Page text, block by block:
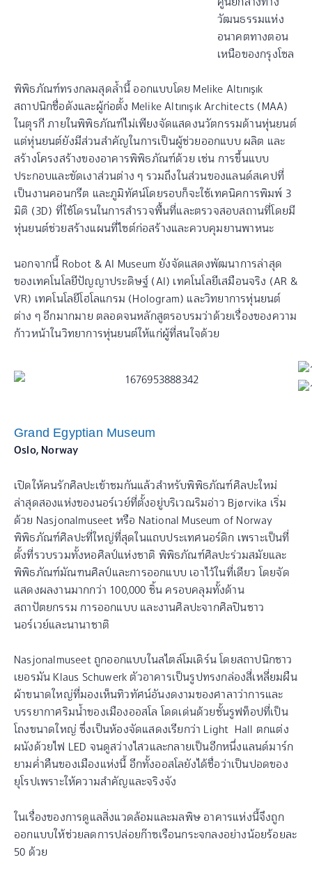
วัฒนธรรมแห่ง
อนาคตทางตอน
เหนือของกรุงโซล
พิพิธภัณฑ์ทรงกลมสุดล้ำนี้ ออกแบบโดย Melike Altınışık
สถาปนิกชื่อดังและผู้ก่อตั้ง Melike Altınışık Architects (MAA)
ในตุรกี ภายในพิพิธภัณฑ์ไม่เพียงจัดแสดงนวัตกรรมด้านหุ่นยนต์
แต่หุ่นยนต์ยังมีส่วนสำคัญในการเป็นผู้ช่วยออกแบบ ผลิต และ
สร้างโครงสร้างของอาคารพิพิธภัณฑ์ด้วย เช่น การขึ้นแบบ
ประกอบและขัดเงาส่วนต่าง ๆ รวมถึงในส่วนของแลนด์สเคปที่
เป็นงานคอนกรีต และภูมิทัศน์โดยรอบก็จะใช้เทคนิคการพิมพ์ 3
มิติ (3D) ที่ใช้โดรนในการสำรวจพื้นที่และตรวจสอบสถานที่โดยมี
หุ่นยนต์ช่วยสร้างแผนที่ไซต์ก่อสร้างและควบคุมยานพาหนะ
นอกจากนี้ Robot & AI Museum ยังจัดแสดงพัฒนาการล่าสุด
ของเทคโนโลยีปัญญาประดิษฐ์ (AI) เทคโนโลยีเสมือนจริง (AR &
VR) เทคโนโลยีโฮโลแกรม (Hologram) และวิทยาการหุ่นยนต์
ต่าง ๆ อีกมากมาย ตลอดจนหลักสูตรอบรมว่าด้วยเรื่องของความ
ก้าวหน้าในวิทยาการหุ่นยนต์ให้แก่ผู้ที่สนใจด้วย
Grand Egyptian Museum
Oslo, Norway
เปิดให้คนรักศิลปะเข้าชมกันแล้วสำหรับพิพิธภัณฑ์ศิลปะใหม่
ล่าสุดสองแห่งของนอร์เวย์ที่ตั้งอยู่บริเวณริมอ่าว Bjørvika เริ่ม
ด้วย Nasjonalmuseet หรือ National Museum of Norway
พิพิธภัณฑ์ศิลปะที่ใหญ่ที่สุดในแถบประเทศนอร์ดิก เพราะเป็นที่
ตั้งที่รวบรวมทั้งหอศิลป์แห่งชาติ พิพิธภัณฑ์ศิลปะร่วมสมัยและ
พิพิธภัณฑ์มัณฑนศิลป์และการออกแบบ เอาไว้ในที่เดียว โดยจัด
แสดงผลงานมากกว่า 100,000 ชิ้น ครอบคลุมทั้งด้าน
สถาปัตยกรรม การออกแบบ และงานศิลปะจากศิลปินชาว
นอร์เวย์และนานาชาติ
Nasjonalmuseet ถูกออกแบบในสไตล์โมเดิร์น โดยสถาปนิกชาว
เยอรมัน Klaus Schuwerk ตัวอาคารเป็นรูปทรงกล่องสี่เหลี่ยมผืน
ผ้าขนาดใหญ่ที่มองเห็นทิวทัศน์อันงดงามของศาลาว่าการและ
บรรยากาศริมน้ำของเมืองออสโล โดดเด่นด้วยชั้นรูฟท็อปที่เป็น
โถงขนาดใหญ่ ซึ่งเป็นห้องจัดแสดงเรียกว่า Light Hall ตกแต่ง
ผนังด้วยไฟ LED จนดูสว่างไสวและกลายเป็นอีกหนึ่งแลนด์มาร์ก
ยามค่ำคืนของเมืองแห่งนี้ อีกทั้งออสโลยังได้ชื่อว่าเป็นปอดของ
ยุโรปเพราะให้ความสำคัญและจริงจัง
ในเรื่องของการดูแลสิ่งแวดล้อมและมลพิษ อาคารแห่งนี้จึงถูก
ออกแบบให้ช่วยลดการปล่อยก๊าซเรือนกระจกลงอย่างน้อยร้อยละ
50 ด้วย